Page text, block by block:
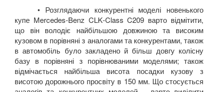
• Розглядаючи конкурентні моделі новенького
купе Mercedes-Benz CLK-Class C209 варто відмітити,
що він володіє найбільшою довжиною та високим
кузовом в порівняні з аналогами та конкурентами, також
в автомобіль було закладено й більш довгу колісну
базу в порівняні з порівнюваними моделями; також
відмічається найбільша висота посадки кузову з
висотою дорожнього просвіту в 150 мм. Що стосується